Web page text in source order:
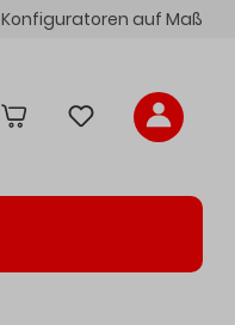
Konfiguratoren auf Maß